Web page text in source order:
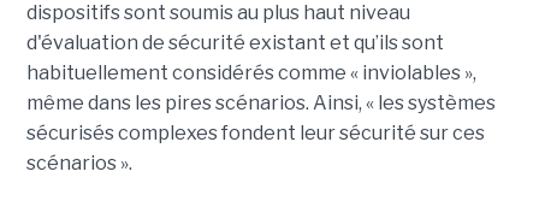
dispositifs sont soumis au plus haut niveau
d'évaluation de sécurité existant et qu’ils sont
habituellement considérés comme « inviolables »,
même dans les pires scénarios. Ainsi, « les systèmes
sécurisés complexes fondent leur sécurité sur ces
scénarios ».